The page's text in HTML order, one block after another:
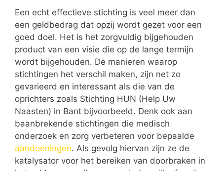
Een echt effectieve stichting is veel meer dan
een geldbedrag dat opzij wordt gezet voor een
goed doel. Het is het zorgvuldig bijgehouden
product van een visie die op de lange termijn
wordt bijgehouden. De manieren waarop
stichtingen het verschil maken, zijn net zo
gevarieerd en interessant als die van de
oprichters zoals Stichting HUN (Help Uw
Naasten) in Bant bijvoorbeeld. Denk ook aan
baanbrekende stichtingen die medisch
onderzoek en zorg verbeteren voor bepaalde
aandoeningen. Als gevolg hiervan zijn ze de
katalysator voor het bereiken van doorbraken in